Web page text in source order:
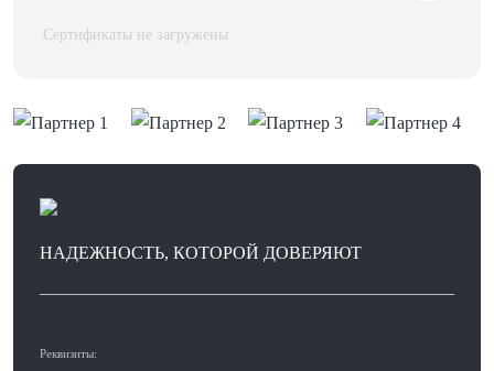
Сертификаты не загружены
НАДЕЖНОСТЬ, КОТОРОЙ ДОВЕРЯЮТ
Реквизиты: